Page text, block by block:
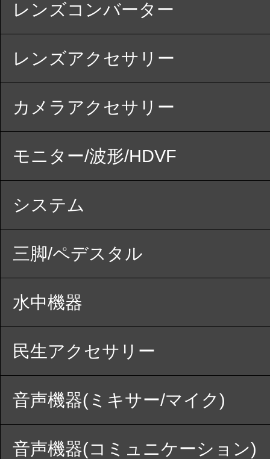
レンズコンバーター
レンズアクセサリー
カメラアクセサリー
モニター/波形/HDVF
システム
三脚/ペデスタル
水中機器
民生アクセサリー
音声機器(ミキサー/マイク)
音声機器(コミュニケーション)